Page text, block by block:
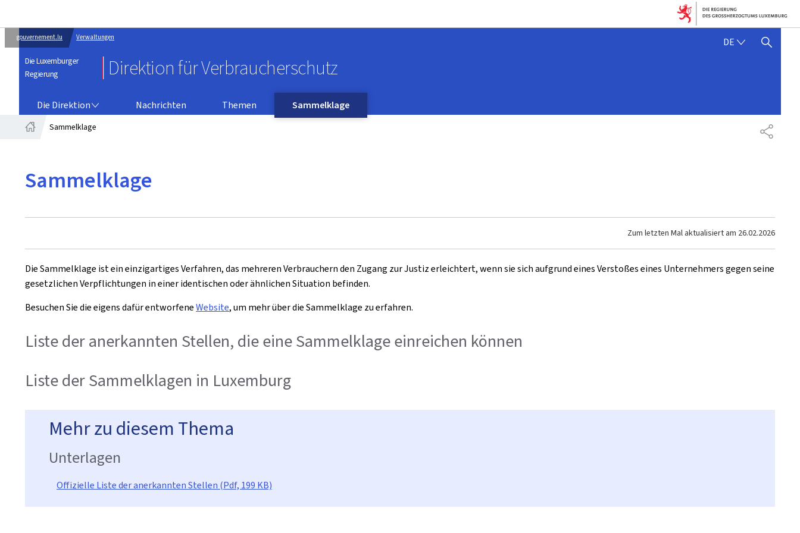
gouvernement.lu Verwaltungen
Die Luxemburger
Regierung
Direktion für Verbraucherschutz
DE DEUTSCH
SUCHFLED ANZEIGEN /
Die Direktion Nachrichten Themen
Sammelklage
TEILEN
Sammelklage
Sammelklage
Zum letzten Mal aktualisiert am 26.02.2026
Die Sammelklage ist ein einzigartiges Verfahren, das mehreren Verbrauchern den Zugang zur Justiz erleichtert, wenn sie sich aufgrund eines Verstoßes eines Unternehmers gegen seine
gesetzlichen Verpflichtungen in einer identischen oder ähnlichen Situation befinden.
Besuchen Sie die eigens dafür entworfeneWebsite, um mehr über die Sammelklage zu erfahren.
Liste der anerkannten Stellen, die eine Sammelklage einreichen können
Liste der Sammelklagen in Luxemburg
Mehr zu diesem Thema
Unterlagen
Offizielle Liste der anerkannten Stellen (Pdf, 199 KB)